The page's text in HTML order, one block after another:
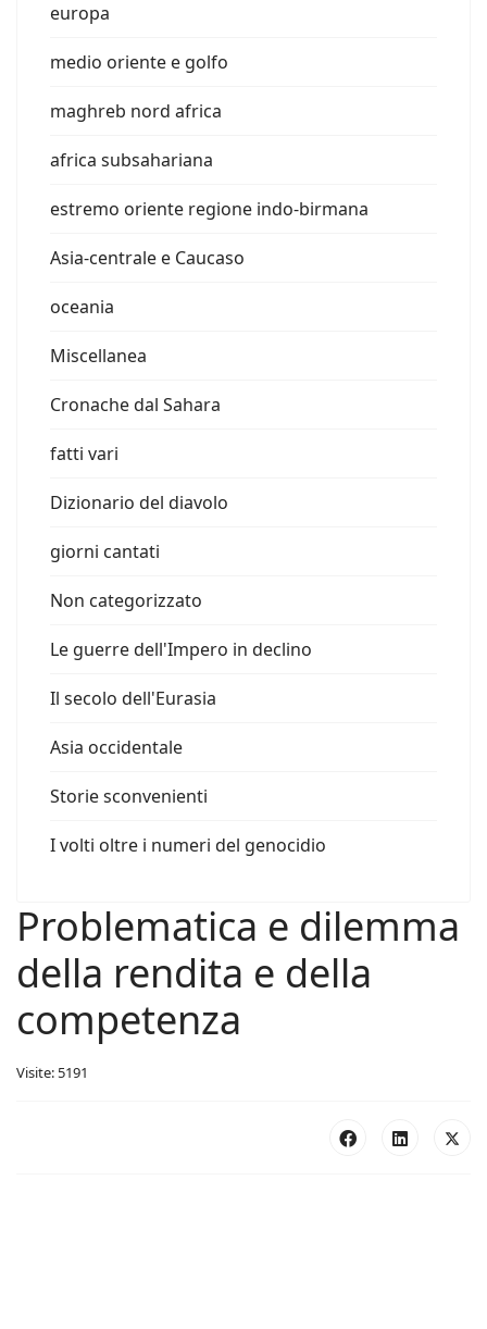
europa
medio oriente e golfo
maghreb nord africa
africa subsahariana
estremo oriente regione indo-birmana
Asia-centrale e Caucaso
oceania
Miscellanea
Cronache dal Sahara
fatti vari
Dizionario del diavolo
giorni cantati
Non categorizzato
Le guerre dell'Impero in declino
Il secolo dell'Eurasia
Asia occidentale
Storie sconvenienti
I volti oltre i numeri del genocidio
Problematica e dilemma
della rendita e della
competenza
Visite: 5191